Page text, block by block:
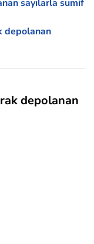
sayılarla sumif
depolanan
depolanan